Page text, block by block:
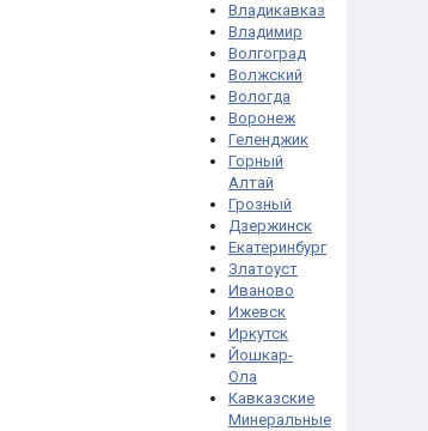
Владикавказ
Владимир
Волгоград
Волжский
Вологда
Воронеж
Геленджик
Горный
Алтай
Грозный
Дзержинск
Екатеринбург
Златоуст
Иваново
Ижевск
Иркутск
Йошкар-
Ола
Кавказские
Минеральные